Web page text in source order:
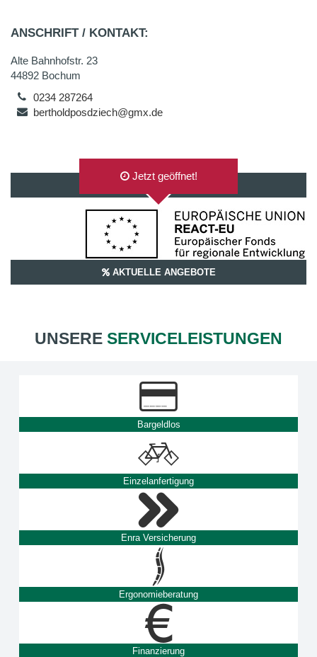
ANSCHRIFT / KONTAKT:
Alte Bahnhofstr. 23
44892 Bochum
0234 287264
bertholdposdziech@gmx.de
AUF GOOGLEMAPS ANZEIGEN
Jetzt geöffnet!
AKTUELLE ANGEBOTE
UNSERE SERVICELEISTUNGEN
Bargeldlos
Einzelanfertigung
Enra Versicherung
Ergonomieberatung
Finanzierung